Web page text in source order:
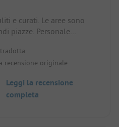
e curati. Le aree sono
piazze. Personale
m dalla reception alla
è a circa 4 km. Lì ci
recensione originale
Leggi la recensione
completa